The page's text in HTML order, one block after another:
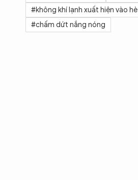
#không khí lạnh xuất hiện vào hè
#chấm dứt nắng nóng